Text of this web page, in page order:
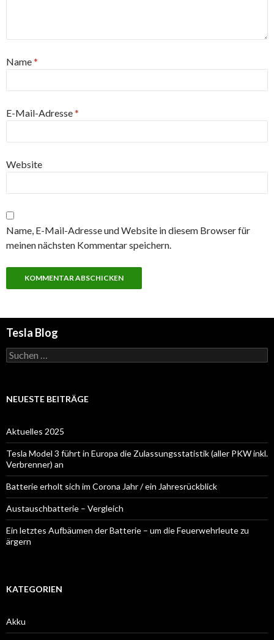
Name*
E-Mail-Adresse*
Website
Name, E-Mail-Adresse und Website in diesem Browser für
meinen nächsten Kommentar speichern.
Tesla Blog
Suchen
nach:
NEUESTE BEITRÄGE
Aktuelles 2025
Tesla Model 3 führt in Europa die Zulassungsstatistik (aller PKW inkl.
Verbrenner) an
Batterie erholt sich im Corona Jahr / ein Jahresrückblick
Austauschbatterie – Vergleich
Ein letztes Aufbäumen der Batterie – um die Feuerwehrleute zu
ärgern
KATEGORIEN
Akku